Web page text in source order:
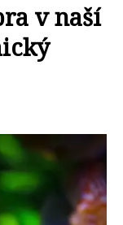
v naší